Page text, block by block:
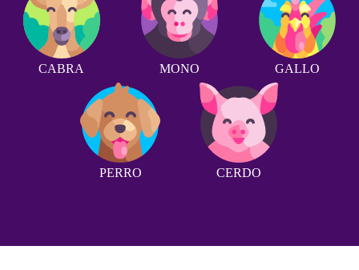
CABRA MONO GALLO
PERRO CERDO